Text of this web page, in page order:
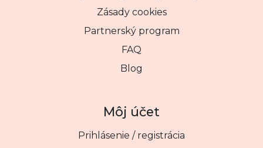
Zásady cookies
Partnerský program
FAQ
Blog
Môj účet
Prihlásenie / registrácia